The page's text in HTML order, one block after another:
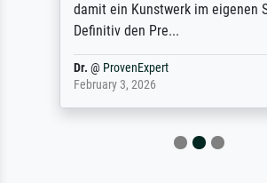
damit ein Kunstwerk im eigenen
Definitiv den Pre...
Dr. @ ProvenExpert
February 3, 2026